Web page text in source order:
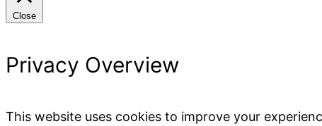
Close
Privacy Overview
This website uses cookies to improve your